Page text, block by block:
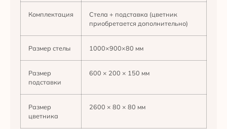
Комплектация
Стела + подставка (цветник
приобретается дополнительно)
Размер стелы 1000×900×80 мм
Размер
подставки
600 × 200 × 150 мм
Размер
цветника
2600 × 80 × 80 мм